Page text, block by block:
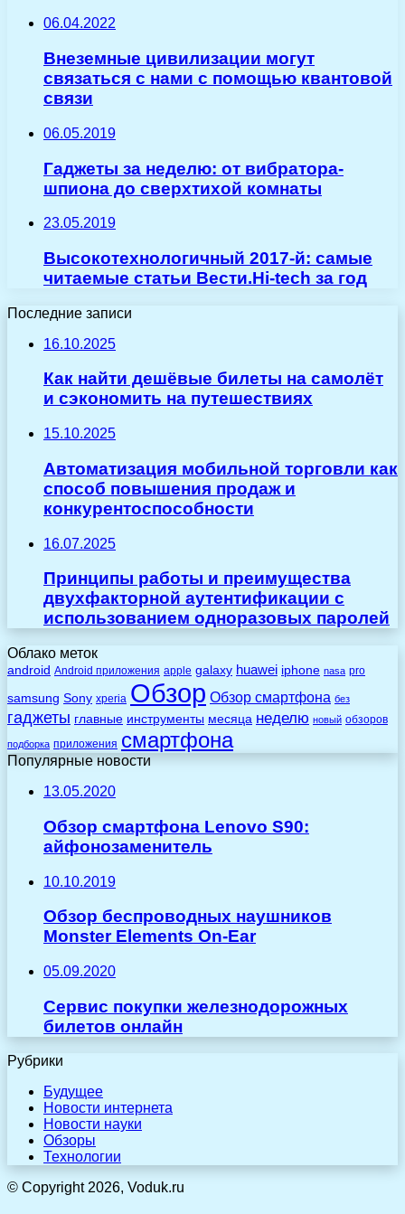
06.04.2022
Внеземные цивилизации могут
связаться с нами с помощью квантовой
связи
06.05.2019
Гаджеты за неделю: от вибратора-
шпиона до сверхтихой комнаты
23.05.2019
Высокотехнологичный 2017-й: самые
читаемые статьи Вести.Hi-tech за год
Последние записи
16.10.2025
Как найти дешёвые билеты на самолёт
и сэкономить на путешествиях
15.10.2025
Автоматизация мобильной торговли как
способ повышения продаж и
конкурентоспособности
16.07.2025
Принципы работы и преимущества
двухфакторной аутентификации с
использованием одноразовых паролей
Облако меток
android Android приложения apple galaxy huawei iphone nasa pro
samsung Sony xperia Обзор Обзор смартфона без
гаджеты главные инструменты месяца неделю новый обзоров
подборка приложения смартфона
Популярные новости
13.05.2020
Обзор смартфона Lenovo S90:
айфонозаменитель
10.10.2019
Обзор беспроводных наушников
Monster Elements On-Ear
05.09.2020
Сервис покупки железнодорожных
билетов онлайн
Рубрики
Будущее
Новости интернета
Новости науки
Обзоры
Технологии
© Copyright 2026, Voduk.ru